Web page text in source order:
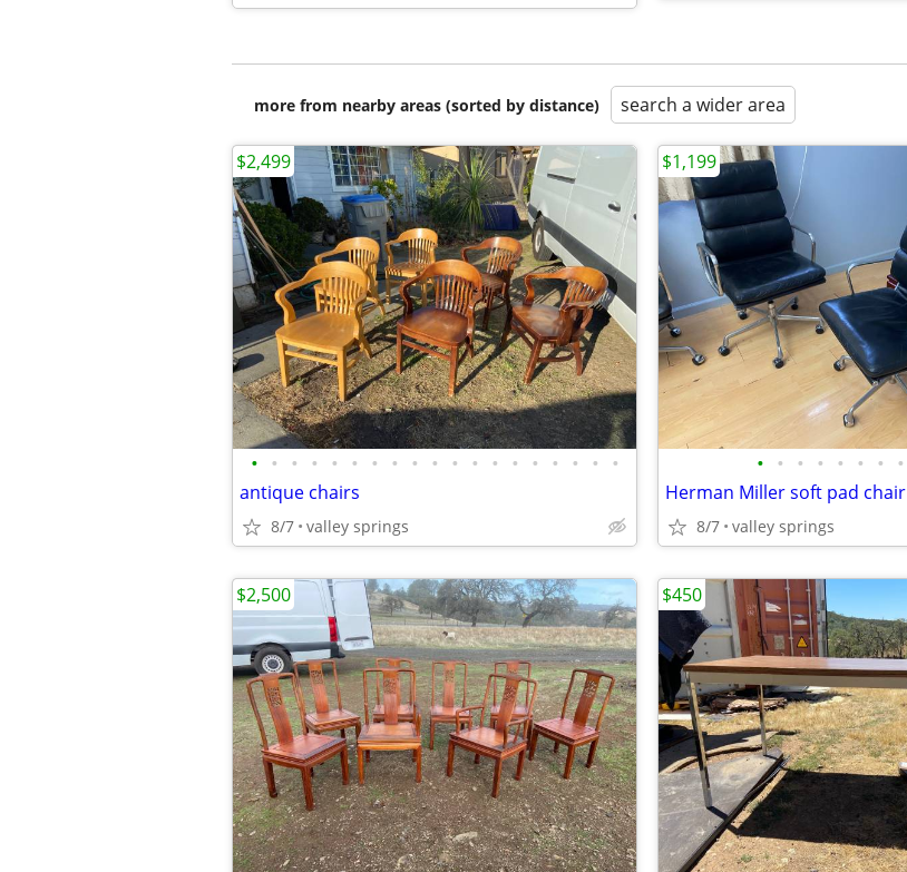
more from nearby areas (sorted by distance) search a wider area
• • • • • • • • • • • • • • • • • • •
antique chairs
8/7 valley springs
$2,499
• • • • • • • •
Herman Miller soft pad chair
8/7 valley springs
$1,199
$2,500 $450